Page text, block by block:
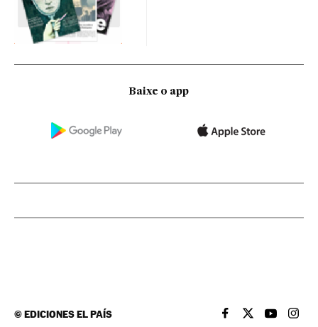
Baixe o app
©EDICIONES EL PAÍS EL PAÍS BRASIL EN
EL PAÍSEL PAÍS
EL